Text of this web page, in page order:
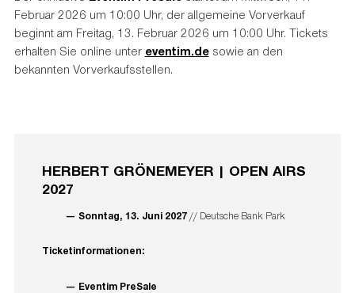
Februar 2026 um 10:00 Uhr, der allgemeine Vorverkauf
beginnt am Freitag, 13. Februar 2026 um 10:00 Uhr. Tickets
erhalten Sie online unter eventim.desowie an den
bekannten Vorverkaufsstellen.
HERBERT GRÖNEMEYER | OPEN AIRS
2027
Sonntag, 13. Juni 2027// Deutsche Bank Park
Ticketinformationen:
Eventim PreSale